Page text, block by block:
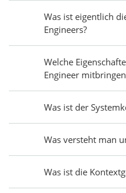
Was ist eigentlich
Engineers?
Welche
Engineer
Was ist der
Was versteht man
Was ist die